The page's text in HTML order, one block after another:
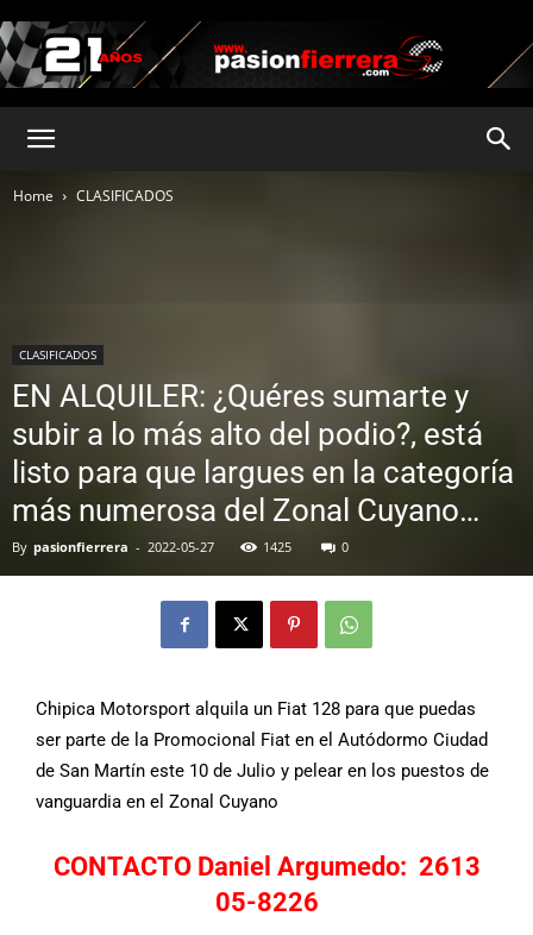
Home CLASIFICADOS
CLASIFICADOS
EN ALQUILER: ¿Quéres sumarte y
subir a lo más alto del podio?, está
listo para que largues en la categoría
más numerosa del Zonal Cuyano…
By pasionfierrera - 2022-05-27 1425 0
Chipica Motorsport alquila un Fiat 128 para que puedas
ser parte de la Promocional Fiat en el Autódormo Ciudad
de San Martín este 10 de Julio y pelear en los puestos de
vanguardia en el Zonal Cuyano
CONTACTO Daniel Argumedo: 2613
05-8226